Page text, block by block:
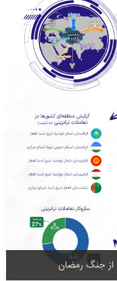
از جنگ رمضان